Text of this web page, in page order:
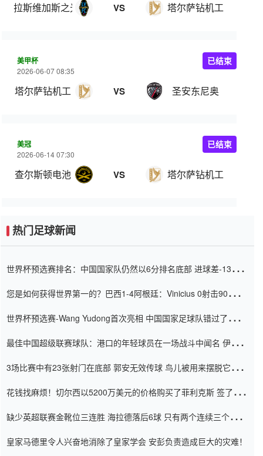
拉斯维加斯之光 VS 塔尔萨钻机工
美甲杯
2026-06-07 08:35
塔尔萨钻机工 VS 圣安东尼奥
已结束
美冠
2026-06-14 07:30
查尔斯顿电池 VS 塔尔萨钻机工
已结束
热门足球新闻
世界杯预选赛排名：中国国家队仍然以6分排名底部 进球差-13令人
您是如何获得世界第一的？巴西1-4阿根廷：Vinicius 0射击90分钟
世界杯预选赛-Wang Yudong首次亮相 中国国家足球队错过了世界
最佳中国超级联赛球队：港口的年轻球员在一场战斗中闻名 伊万放
3场比赛中有23张射门在底部 郭安无效传球 鸟儿被用来摆脱它
花钱找麻烦！切尔西以5200万美元的价格购买了菲利克斯 签了7年
缺少英超联赛金靴位三连胜 海拉德落后6球 只有两个连续三个连续
皇家马德里令人兴奋地消除了皇家学会 安彭负责造成巨大的灾难！